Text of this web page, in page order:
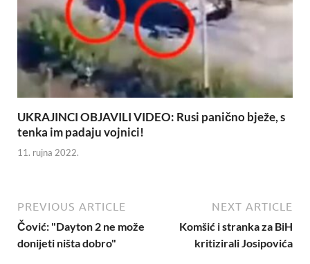
UKRAJINCI OBJAVILI VIDEO: Rusi panično bježe, s
tenka im padaju vojnici!
11. rujna 2022.
PREVIOUS ARTICLE
Čović: "Dayton 2 ne može
donijeti ništa dobro"
NEXT ARTICLE
Komšić i stranka za BiH
kritizirali Josipovića